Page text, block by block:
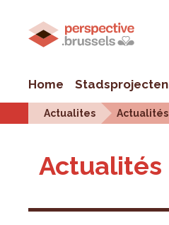
Home Stadsprojecten
Actualites Actualités
Actualités